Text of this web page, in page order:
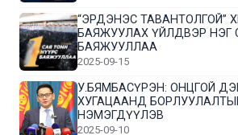
“ЭРДЭНЭС ТАВАНТОЛГОЙ”
БАЯЖУУЛАХ ҮЙЛДВЭР НЭГ
БАЯЖУУЛЛАА
2025-09-15
У.БЯМБАСҮРЭН: ОНЦГОЙ
ХУГАЦААНД
НЭМЭГДҮҮЛЭВ
2025-09-10